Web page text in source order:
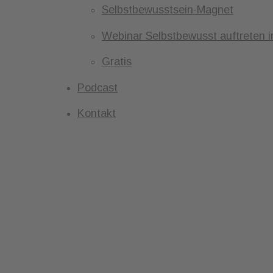
Selbstbewusstsein-Magnet
Webinar Selbstbewusst auftreten
Gratis
Podcast
Kontakt